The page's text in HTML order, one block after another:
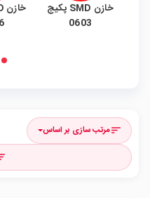
خازن سرامیکی و
عدسی
خازن
sortمرتب سازی بر اساس